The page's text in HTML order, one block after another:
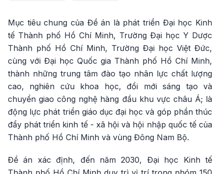
Mục tiêu chung của Đề án là phát triển Đại học Kinh
tế Thành phố Hồ Chí Minh, Trường Đại học Y Dược
Thành phố Hồ Chí Minh, Trường Đại học Việt Đức,
cùng với Đại học Quốc gia Thành phố Hồ Chí Minh,
thành những trung tâm đào tạo nhân lực chất lượng
cao, nghiên cứu khoa học, đổi mới sáng tạo và
chuyển giao công nghệ hàng đầu khu vực châu Á; là
động lực phát triển giáo dục đại học và góp phần thúc
đẩy phát triển kinh tế - xã hội và hội nhập quốc tế của
Thành phố Hồ Chí Minh và vùng Đông Nam Bộ.
Đề án xác định, đến năm 2030, Đại học Kinh tế